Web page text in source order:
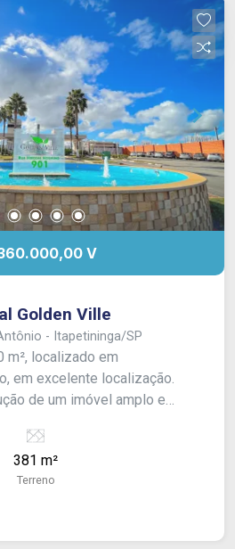
V
Golden Ville
- Itapetininga/SP
m², localizado em
em excelente localização.
de um imóvel amplo e
Ótima oportunidade para
ou construir em uma região
381 m²
Terreno